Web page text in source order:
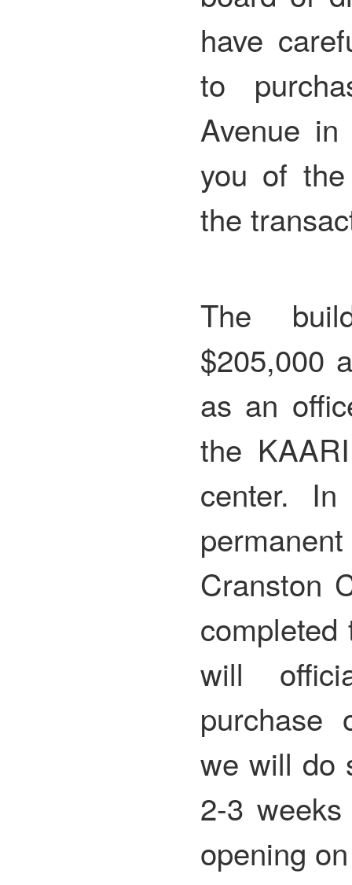
have
to
Avenue
you of
the
The
$205,000
as an
the
center.
Cranston
will
purchase
we will do
2-3
opening